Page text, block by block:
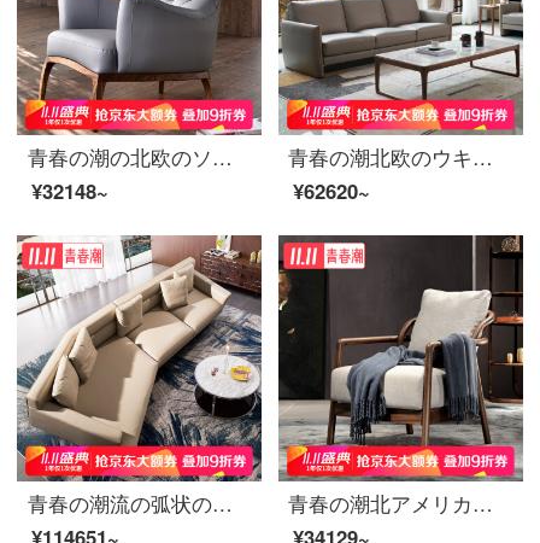
青春の潮の北欧のソファーと椅子の木のシングルソファーの黒い金の木の本革のソファーのレジャー椅子のトラの椅子の百合灰の6615〓オーストラリアの黄色の牛革
¥32148~
青春の潮北欧のウキンキの3人の真皮のソファーのナパの皮の層の牛皮の羽根布団のまっすぐな列のソファーの小さい家型のソファーの3人の位（2.2 m）
¥62620~
青春の潮流の弧状のソファーイタリアのナパの本革のソファーの小さい斜角の回転角の貴妃のソファー（3+右の回転角の3.5 m）（座るのが深い60 cm）
¥114651~
青春の潮北アメリカ黒胡桃の木の実の木のソファーの客間のシングルソファーの椅子北欧の布芸のソファーのレジャーチェアのベージュ色
¥34129~